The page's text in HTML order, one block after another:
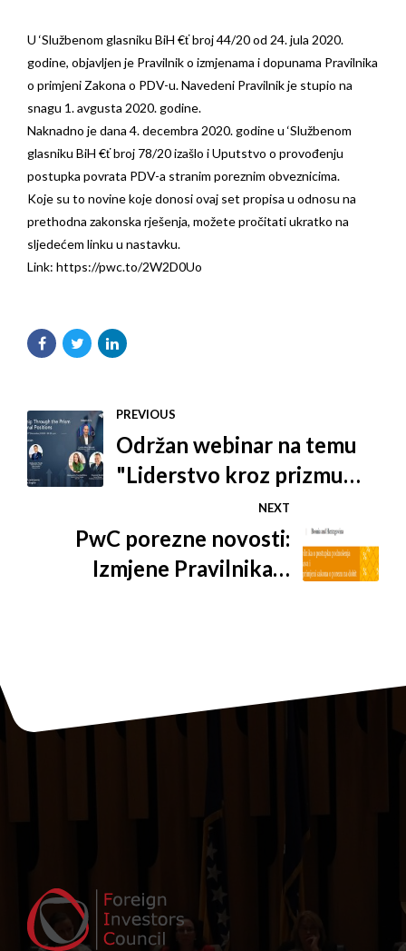
U ‘Službenom glasniku BiH €ť broj 44/20 od 24. jula 2020.
godine, objavljen je Pravilnik o izmjenama i dopunama Pravilnika
o primjeni Zakona o PDV-u. Navedeni Pravilnik je stupio na
snagu 1. avgusta 2020. godine.
Naknadno je dana 4. decembra 2020. godine u ‘Službenom
glasniku BiH €ť broj 78/20 izašlo i Uputstvo o provođenju
postupka povrata PDV-a stranim poreznim obveznicima.
Koje su to novine koje donosi ovaj set propisa u odnosu na
prethodna zakonska rješenja, možete pročitati ukratko na
sljedećem linku u nastavku.
Link: https://pwc.to/2W2D0Uo
PREVIOUS
Održan webinar na temu
"Liderstvo kroz prizmu
regionalnih pozicija"
NEXT
PwC porezne novosti:
Izmjene Pravilnika o